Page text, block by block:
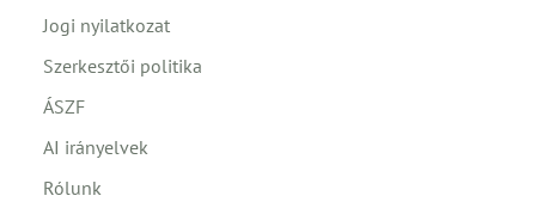
Jogi nyilatkozat
Szerkesztői politika
ÁSZF
AI irányelvek
Rólunk